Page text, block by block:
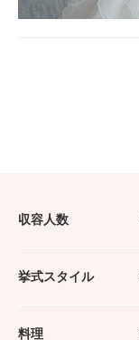
収容人数
挙式スタイル
料理